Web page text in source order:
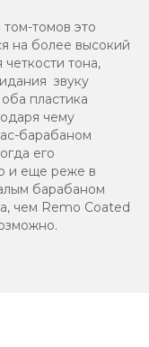
томов это
на более высокий
тона,
звуку
пластика
чему
барабаном
его
и еще реже в
барабаном
чем Remo Coated